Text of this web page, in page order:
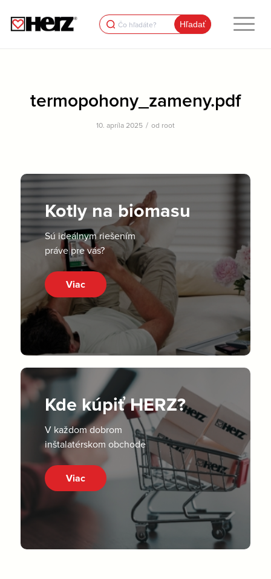
Search
for:
termopohony_zameny.pdf
10. apríla 2025 / od root
Kotly na biomasu
Sú ideálnym riešením
práve pre vás?
Viac
Kde kúpiť HERZ?
V každom dobrom
inštalatérskom obchode
Viac